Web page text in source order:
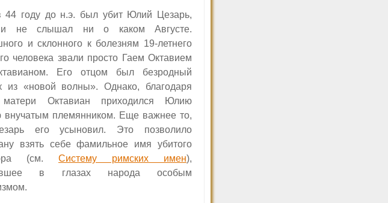
44 году до н.э. был убит Юлий Цезарь,
и не слышал ни о каком Августе.
и склонного к болезням 19-летнего
человека звали просто Гаем Октавием
Его отцом был безродный
из «новой волны». Однако, благодаря
Октавиан приходился Юлию
внучатым племянником. Еще важнее то,
его усыновил. Это позволило
взять себе фамильное имя убитого
(см. Систему римских имен),
в глазах народа особым